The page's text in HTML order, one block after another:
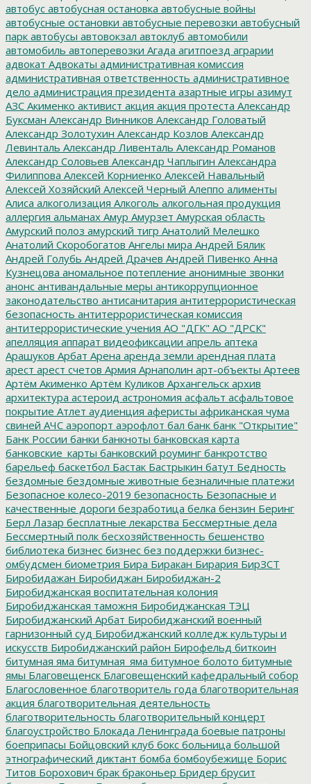
автобус автобусная остановка автобусные войны
автобусные остановки автобусные перевозки автобусный
парк автобусы автовокзал автоклуб автомобили
автомобиль автоперевозки Агада агитпоезд аграрии
адвокат Адвокаты административная комиссия
административная ответственность административное
дело администрация президента азартные игры азимут
АЗС Акименко активист акция акция протеста Александр
Буксман Александр Винников Александр Головатый
Александр Золотухин Александр Козлов Александр
Левинталь Александр Ливенталь Александр Романов
Александр Соловьев Александр Чаплыгин Александра
Филиппова Алексей Корниенко Алексей Навальный
Алексей Хозяйский Алексей Черный Алеппо алименты
Алиса алкоголизация Алкоголь алкогольная продукция
аллергия альманах Амур Амурзет Амурская область
Амурский полоз амурский тигр Анатолий Мелешко
Анатолий Скоробогатов Ангелы мира Андрей Бялик
Андрей Голубь Андрей Драчев Андрей Пивенко Анна
Кузнецова аномальное потепление анонимные звонки
анонс антивандальные меры антикоррупционное
законодательство антисанитария антитеррористическая
безопасность антитеррористическая комиссия
антитеррористические учения АО "ДГК" АО "ДРСК"
апелляция аппарат видеофиксации апрель аптека
Арашуков Арбат Арена аренда земли арендная плата
арест арест счетов Армия Арнаполин арт-объекты Артеев
Артём Акименко Артём Куликов Архангельск архив
архитектура астероид астрономия асфальт асфальтовое
покрытие Атлет аудиенция аферисты африканская чума
свиней АЧС аэропорт аэрофлот бал банк банк "Открытие"
Банк России банки банкноты банковская карта
банковские_карты банковский роуминг банкротство
барельеф баскетбол Бастак Бастрыкин батут Бедность
бездомные бездомные животные безналичные платежи
Безопасное колесо-2019 безопасность Безопасные и
качественные дороги безработица белка бензин Беринг
Берл Лазар бесплатные лекарства Бессмертные дела
Бессмертный полк бесхозяйственность бешенство
библиотека бизнес бизнес без поддержки бизнес-
омбудсмен биометрия Бира Биракан Бирария БирЗСТ
Биробидажан Биробиджан Биробиджан-2
Биробиджанская воспитательная колония
Биробиджанская таможня Биробиджанская ТЭЦ
Биробиджанский Арбат Биробиджанский военный
гарнизонный суд Биробиджанский колледж культуры и
искусств Биробиджанский район Бирофельд биткоин
битумная яма битумная_яма битумное болото битумные
ямы Благовещенск Благовещенский кафедральный собор
Благословенное благотворитель года благотворительная
акция благотворительная деятельность
благотворительность благотворительный концерт
благоустройство Блокада Ленинграда боевые патроны
боеприпасы Бойцовский клуб бокс больница большой
этнографический диктант бомба бомбоубежище Борис
Титов Борохович брак браконьер Бридер брусит